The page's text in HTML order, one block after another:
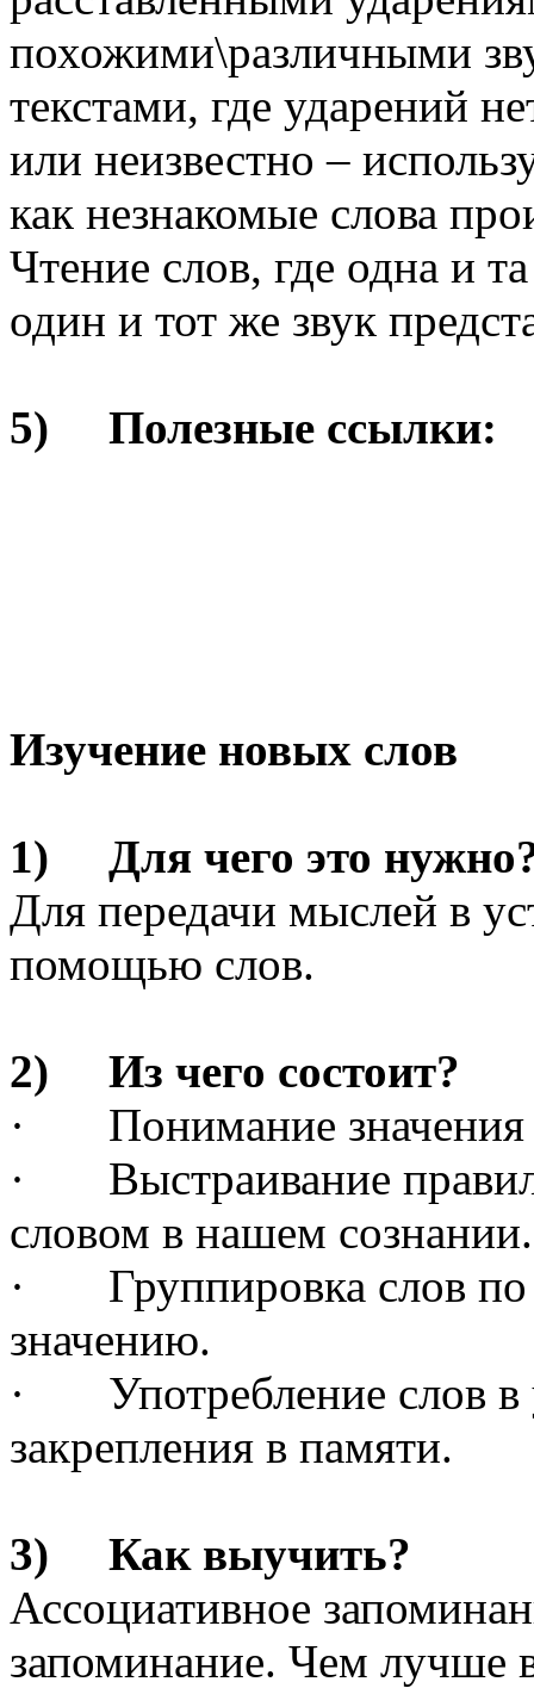
похожими\различными
текстами, где ударений
или неизвестно –
как незнакомые слова
Чтение слов, где одна и
один и тот же звук
5) Полезные ссылки:
Изучение новых слов
1) Для чего это
Для передачи мыслей в
помощью слов.
2) Из чего состоит?
· Понимание значения
· Выстраивание
словом в нашем сознании.
· Группировка слов по
значению.
· Употребление слов в
закрепления в памяти.
3) Как выучить?
Ассоциативное
запоминание. Чем лучше